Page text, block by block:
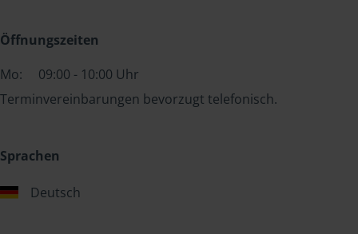
Öffnungszeiten
Mo:
09:00 - 10:00 Uhr
Terminvereinbarungen bevorzugt telefonisch.
Sprachen
Deutsch